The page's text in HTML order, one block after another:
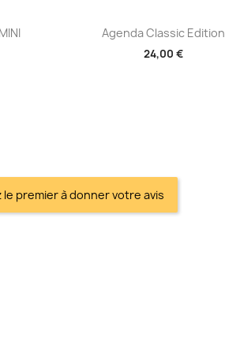
Aperçu rapide
Agenda Classic Edition
24,00 €
le premier à donner votre avis